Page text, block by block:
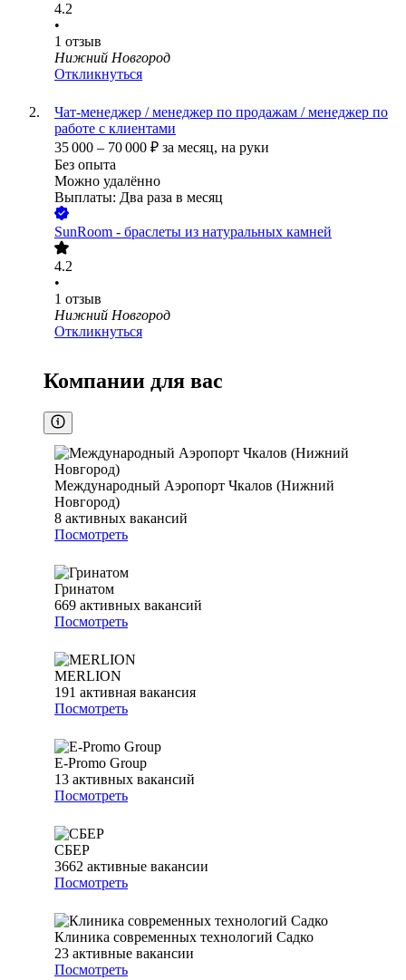
4.2
•
1 отзыв
Нижний Новгород
Откликнуться
Чат-менеджер / менеджер по продажам / менеджер по
работе с клиентами
35 000 – 70 000 ₽ за месяц, на руки
Без опыта
Можно удалённо
Выплаты: Два раза в месяц
SunRoom - браслеты из натуральных камней
4.2
•
1 отзыв
Нижний Новгород
Откликнуться
Компании для вас
Международный Аэропорт Чкалов (Нижний
Новгород)
8 активных вакансий
Посмотреть
Гринатом
669 активных вакансий
Посмотреть
MERLION
191 активная вакансия
Посмотреть
E-Promo Group
13 активных вакансий
Посмотреть
СБЕР
3662 активные вакансии
Посмотреть
Клиника современных технологий Садко
23 активные вакансии
Посмотреть